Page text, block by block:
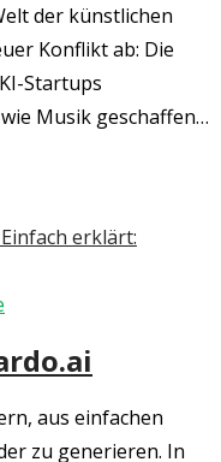
der künstlichen
Konflikt ab: Die
Startups
Musik geschaffen…
aus einfachen
zu generieren. In